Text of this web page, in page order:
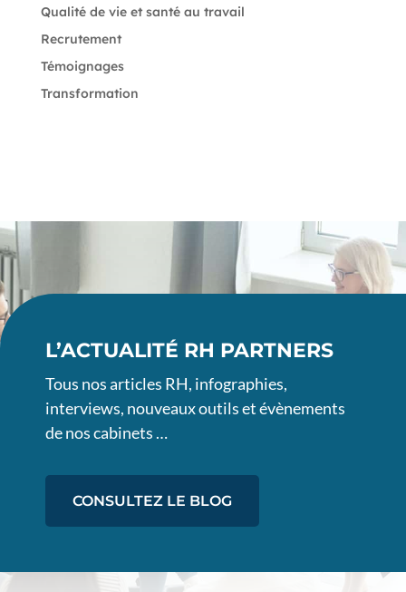
Qualité de vie et santé au travail
Recrutement
Témoignages
Transformation
L’ACTUALITÉ RH PARTNERS
Tous nos articles RH, infographies,
interviews, nouveaux outils et évènements
de nos cabinets …
CONSULTEZ LE BLOG